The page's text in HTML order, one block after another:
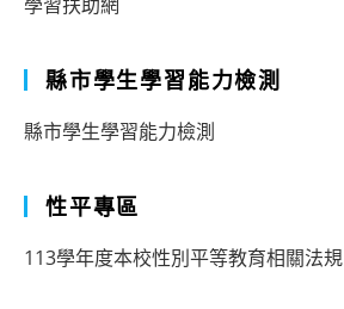
縣市學生學習能力檢測
縣市學生學習能力檢測
性平專區
113學年度本校性別平等教育相關法規